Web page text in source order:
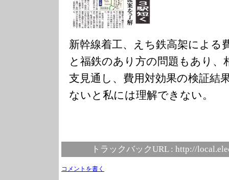
新幹線着工、えち鉄高架による
と福鉄のあり方の問題もあり、
支見通し、費用対効果の検証結
ないと私には理解できない。
トラックバックURL : http://
コメントを書く